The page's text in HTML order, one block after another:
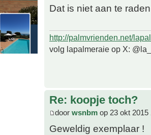
Dat is niet aan te
http://palmvrienden.net/
volg lapalmeraie op X:
Re: koopje toch?
door wsnbm op 23 okt 2015
Geweldig exemplaar !